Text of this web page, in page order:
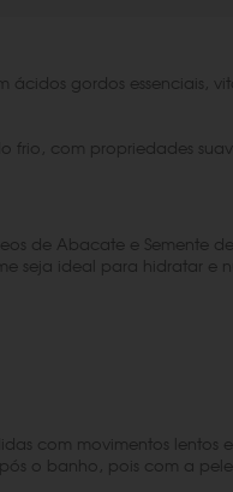
gordos essenciais,
frio, com propriedades
de Abacate e Semente
seja ideal para hidratar e
com movimentos lentos
o banho, pois com a